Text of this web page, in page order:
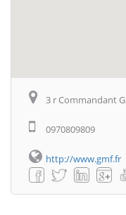
3 r Commandant
0970809809
http://www.gmf.fr